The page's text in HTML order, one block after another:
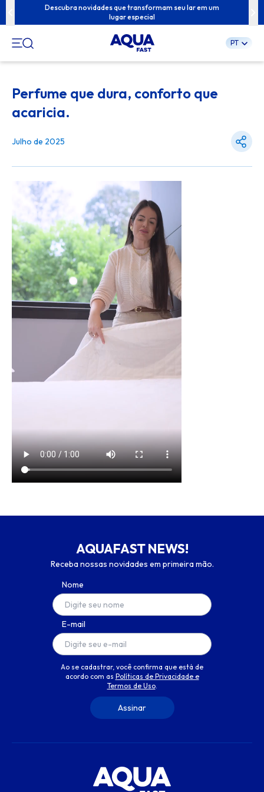
Descubra novidades que transformam seu lar em um
lugar especial
PT
Perfume que dura, conforto que
acaricia.
Julho de 2025
AQUAFAST NEWS!
Receba nossas novidades em primeira mão.
Nome
E-mail
Ao se cadastrar, você confirma que está de
acordo com as Políticas de Privacidade e
Termos de Uso.